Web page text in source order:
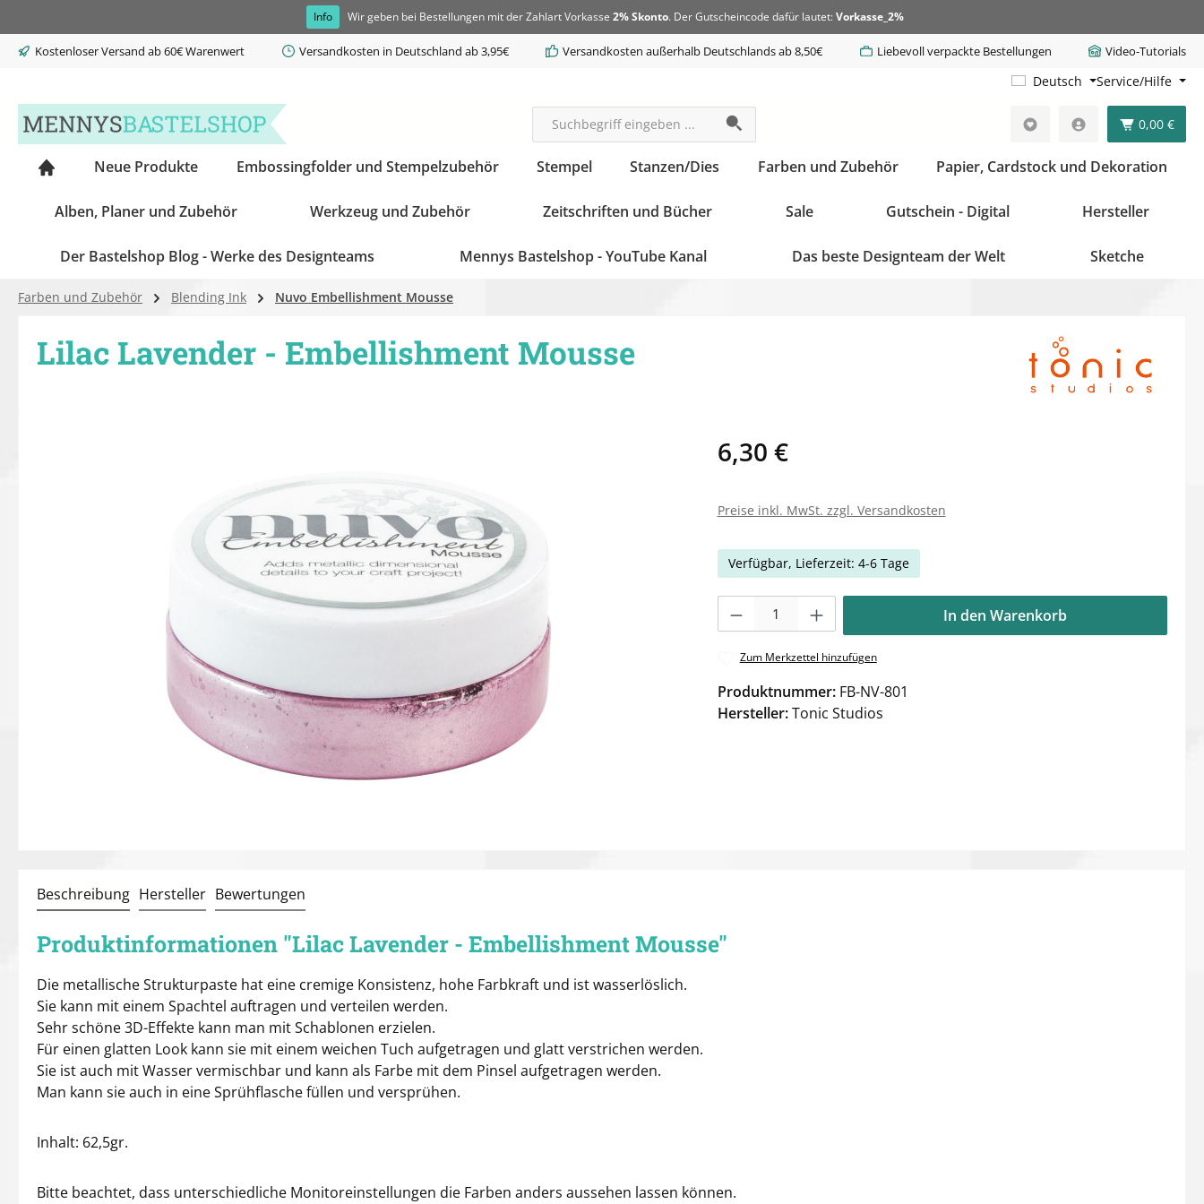
Info Wir geben bei Bestellungen mit der Zahlart Vorkasse 2% Skonto. Der Gutscheincode dafür lautet: Vorkasse_2%
Kostenloser Versand ab 60€ Warenwert Versandkosten in Deutschland ab 3,95€ Versandkosten außerhalb Deutschlands ab 8,50€ Liebevoll verpackte Bestellungen Video-Tutorials
Deutsch Service/Hilfe
0,00 €
Neue Produkte Embossingfolder und Stempelzubehör Stempel Stanzen/Dies Farben und Zubehör Papier, Cardstock und Dekoration
Alben, Planer und Zubehör Werkzeug und Zubehör Zeitschriften und Bücher Sale Gutschein - Digital Hersteller
Der Bastelshop Blog - Werke des Designteams Mennys Bastelshop - YouTube Kanal Das beste Designteam der Welt Sketche
Farben und Zubehör Blending Ink Nuvo Embellishment Mousse
Lilac Lavender - Embellishment Mousse
6,30 €
Preise inkl. MwSt. zzgl. Versandkosten
Verfügbar, Lieferzeit: 4-6 Tage
In den Warenkorb
Zum Merkzettel hinzufügen
Produktnummer: FB-NV-801
Hersteller:Tonic Studios
Beschreibung Hersteller Bewertungen
Produktinformationen "Lilac Lavender - Embellishment Mousse"
Die metallische Strukturpaste hat eine cremige Konsistenz, hohe Farbkraft und ist wasserlöslich.
Sie kann mit einem Spachtel auftragen und verteilen werden.
Sehr schöne 3D-Effekte kann man mit Schablonen erzielen.
Für einen glatten Look kann sie mit einem weichen Tuch aufgetragen und glatt verstrichen werden.
Sie ist auch mit Wasser vermischbar und kann als Farbe mit dem Pinsel aufgetragen werden.
Man kann sie auch in eine Sprühflasche füllen und versprühen.
Inhalt: 62,5gr.
Bitte beachtet, dass unterschiedliche Monitoreinstellungen die Farben anders aussehen lassen können.